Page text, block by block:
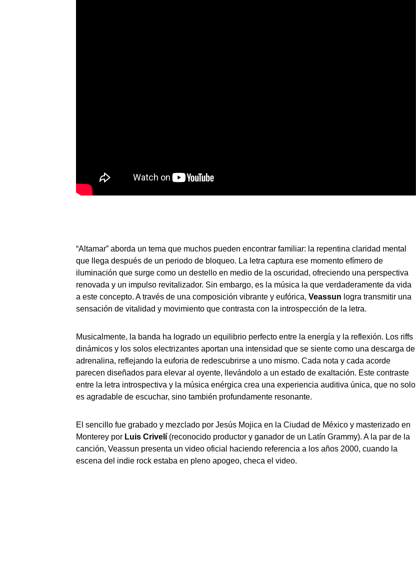
“Altamar” aborda un tema que muchos pueden encontrar familiar: la repentina claridad mental
que llega después de un periodo de bloqueo. La letra captura ese momento efímero de
iluminación que surge como un destello en medio de la oscuridad, ofreciendo una perspectiva
renovada y un impulso revitalizador. Sin embargo, es la música la que verdaderamente da vida
a este concepto. A través de una composición vibrante y eufórica, Veassun logra transmitir una
sensación de vitalidad y movimiento que contrasta con la introspección de la letra.
Musicalmente, la banda ha logrado un equilibrio perfecto entre la energía y la reflexión. Los riffs
dinámicos y los solos electrizantes aportan una intensidad que se siente como una descarga de
adrenalina, reflejando la euforia de redescubrirse a uno mismo. Cada nota y cada acorde
parecen diseñados para elevar al oyente, llevándolo a un estado de exaltación. Este contraste
entre la letra introspectiva y la música enérgica crea una experiencia auditiva única, que no solo
es agradable de escuchar, sino también profundamente resonante.
El sencillo fue grabado y mezclado por Jesús Mojica en la Ciudad de México y masterizado en
Monterey por Luis Crivelí (reconocido productor y ganador de un Latín Grammy). A la par de la
canción, Veassun presenta un video oficial haciendo referencia a los años 2000, cuando la
escena del indie rock estaba en pleno apogeo, checa el video.